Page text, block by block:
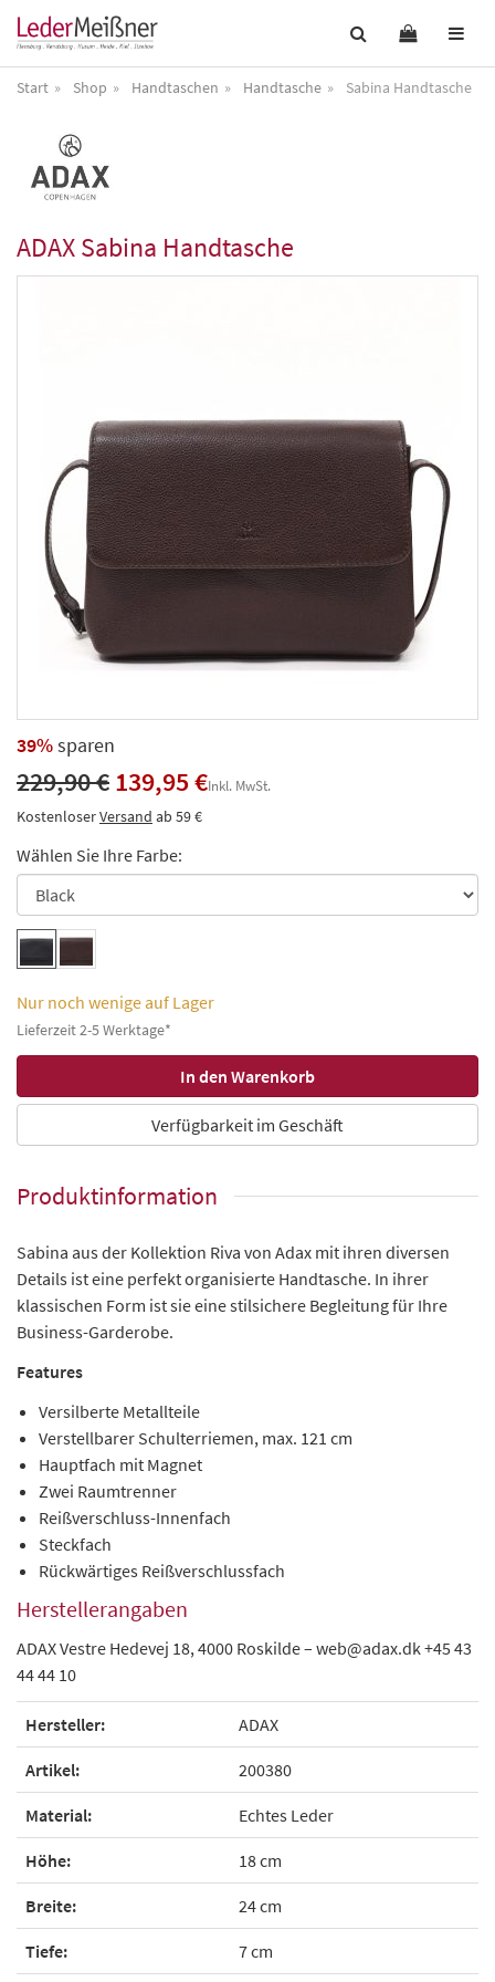
Start Shop Handtaschen Handtasche Sabina Handtasche
ADAXSabina Handtasche
39%sparen
229,90 €139,95 €Inkl. MwSt.
KostenloserVersand ab 59 €
Wählen Sie Ihre Farbe:
Nur noch wenige auf Lager
Lieferzeit 2-5 Werktage*
Verfügbarkeit im Geschäft
Produktinformation
Sabina aus der Kollektion Riva von Adax mit ihren diversen
Details ist eine perfekt organisierte Handtasche. In ihrer
klassischen Form ist sie eine stilsichere Begleitung für Ihre
Business-Garderobe.
Features
Versilberte Metallteile
Verstellbarer Schulterriemen, max. 121 cm
Hauptfach mit Magnet
Zwei Raumtrenner
Reißverschluss-Innenfach
Steckfach
Rückwärtiges Reißverschlussfach
Herstellerangaben
ADAX Vestre Hedevej 18, 4000 Roskilde – web@adax.dk +45 43
44 44 10
Hersteller: ADAX
Artikel: 200380
Material: Echtes Leder
Höhe: 18 cm
Breite: 24 cm
Tiefe: 7 cm